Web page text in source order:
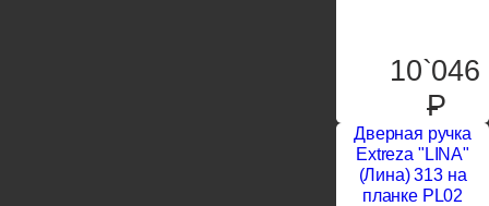
10`046
P
Дверная ручка
Extreza "LINA"
(Лина) 313 на
планке PL02